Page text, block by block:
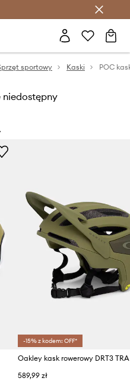
Club >
sportowy Kaski POC
niedostępny
-15% z kodem: OFF*
589,99 zł